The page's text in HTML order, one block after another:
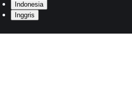
Indonesia
Inggris